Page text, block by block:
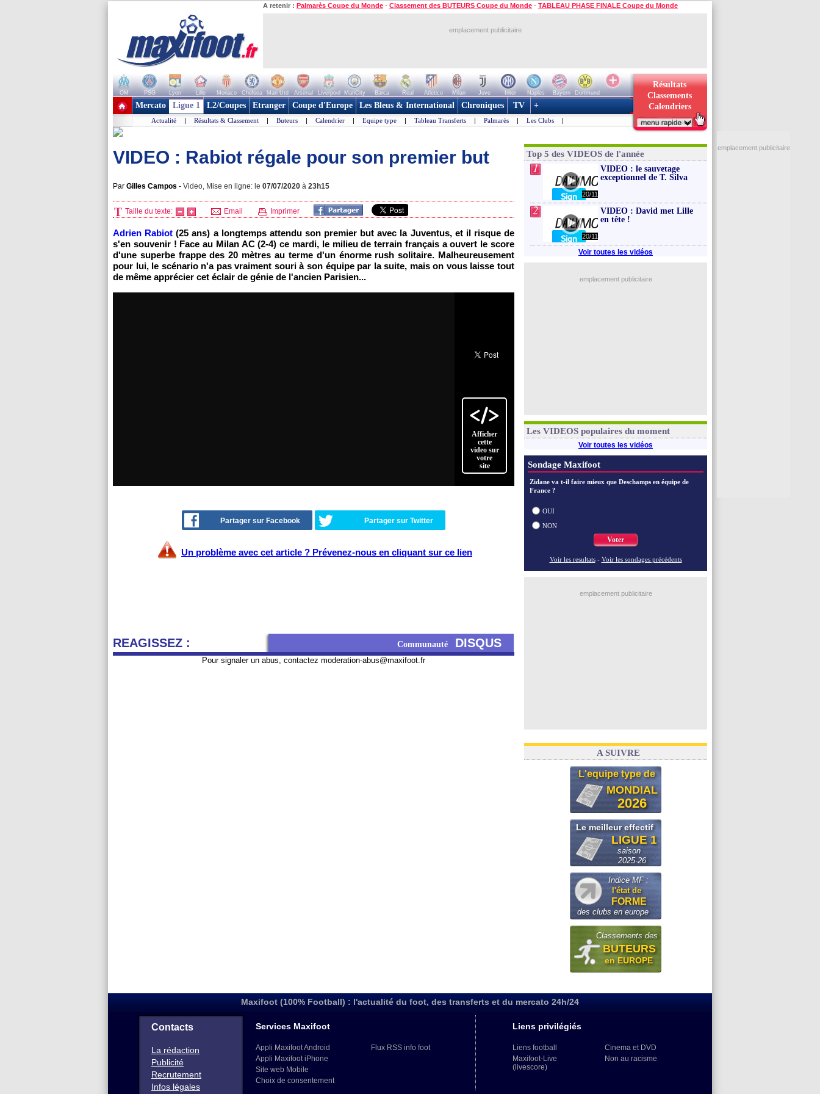
A retenir : Palmarès Coupe du Monde - Classement des BUTEURS Coupe du Monde - TABLEAU PHASE FINALE Coupe du Monde
emplacement publicitaire
OM PSG Lyon Lille Monaco Chelsea Man Utd Arsenal Liverpool ManCity Barca Real Atletico Milan Juve Inter Naples Bayern
Dortmund
+ de clubs
Résultats
Classements
Calendriers
Mercato Ligue 1 L2/Coupes Etranger Coupe d'Europe Les Bleus & International Chroniques TV +
Actualité | Résultats & Classement | Buteurs | Calendrier | Equipe type | Tableau Transferts | Palmarès | Les Clubs |
VIDEO : Rabiot régale pour son premier but
Par Gilles Campos - Video, Mise en ligne: le 07/07/2020 à 23h15
Taille du texte: Email Imprimer
Adrien Rabiot (25 ans) a longtemps attendu son premier but avec la Juventus, et il risque de
s'en souvenir ! Face au Milan AC (2-4) ce mardi, le milieu de terrain français a ouvert le score
d'une superbe frappe des 20 mètres au terme d'un énorme rush solitaire. Malheureusement
pour lui, le scénario n'a pas vraiment souri à son équipe par la suite, mais on vous laisse tout
de même apprécier cet éclair de génie de l'ancien Parisien...
Afficher
cette
video sur
votre
site
Partager sur Facebook Partager sur Twitter
Un problème avec cet article ? Prévenez-nous en cliquant sur ce lien
REAGISSEZ : Communauté DISQUS
Pour signaler un abus, contactez moderation-abus@maxifoot.fr
Top 5 des VIDEOS de l'année
1
20/11
VIDEO : le sauvetage
exceptionnel de T. Silva
2
20/11
VIDEO : David met Lille
en tête !
Voir toutes les vidéos
emplacement publicitaire
Les VIDEOS populaires du moment
Voir toutes les vidéos
Sondage Maxifoot
Zidane va t-il faire mieux que Deschamps en équipe de
France ?
OUI
NON
Voter
Voir les resultats - Voir les sondages précédents
emplacement publicitaire
A SUIVRE
L'equipe type de
MONDIAL
2026
Le meilleur effectif
LIGUE 1
saison
2025-26
Indice MF :
l'état de
FORME
des clubs en europe
Classements des
BUTEURS
en EUROPE
emplacement publicitaire
Maxifoot (100% Football) : l'actualité du foot, des transferts et du mercato 24h/24
Contacts
La rédaction
Publicité
Recrutement
Infos légales
Services Maxifoot
Appli Maxifoot Android
Appli Maxifoot iPhone
Site web Mobile
Choix de consentement
Flux RSS info foot
Liens privilégiés
Liens football
Maxifoot-Live
(livescore)
Cinema et DVD
Non au racisme